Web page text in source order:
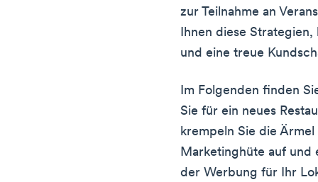
zur Teilnahme an
Ihnen diese
und eine treue
Im Folgenden finden
Sie für ein neues
krempeln Sie die
Marketinghüte auf und
der Werbung für Ihr